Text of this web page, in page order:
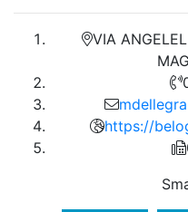
VIA
https://